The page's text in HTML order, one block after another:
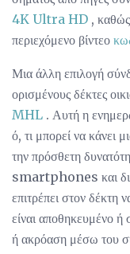
4K Ultra HD ,
περιεχόμενο βίντεο
Μια άλλη επιλογή
ορισμένους δέκτες
MHL . Αυτή η
ό, τι μπορεί να κάνει
την πρόσθετη
smartphones και
επιτρέπει στον
είναι αποθηκευμένο
ή ακρόαση μέσω του